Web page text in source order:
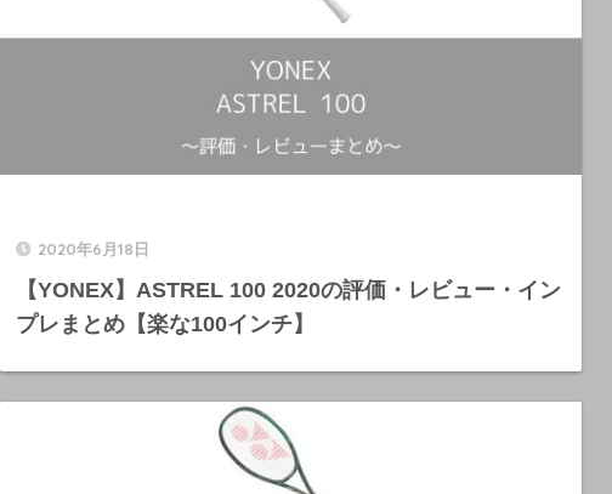
2020年6月18日
【YONEX】ASTREL 100 2020の評価・レビュー・イン
プレまとめ【楽な100インチ】